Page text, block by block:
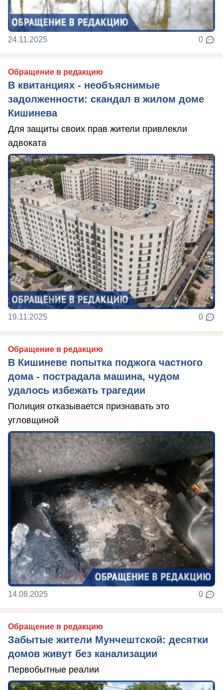
24.11.2025 0
Обращение в редакцию
В квитанциях - необъяснимые
задолженности: скандал в жилом доме
Кишинева
Для защиты своих прав жители привлекли
адвоката
19.11.2025 0
Обращение в редакцию
В Кишиневе попытка поджога частного
дома - пострадала машина, чудом
удалось избежать трагедии
Полиция отказывается признавать это
угловщиной
14.08.2025 0
Обращение в редакцию
Забытые жители Мунчештской: десятки
домов живут без канализации
Первобытные реалии